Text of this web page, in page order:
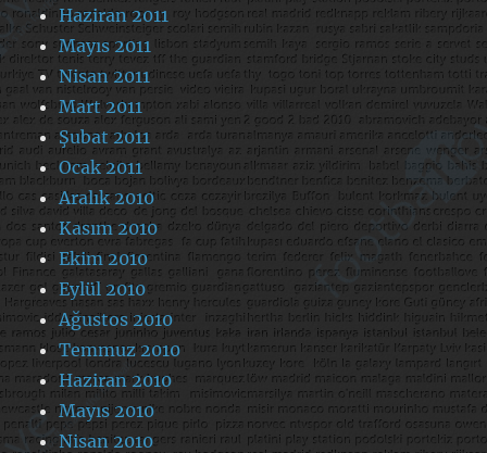
Haziran 2011
Mayıs 2011
Nisan 2011
Mart 2011
Şubat 2011
Ocak 2011
Aralık 2010
Kasım 2010
Ekim 2010
Eylül 2010
Ağustos 2010
Temmuz 2010
Haziran 2010
Mayıs 2010
Nisan 2010